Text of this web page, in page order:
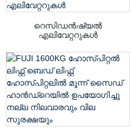
റെസിഡൻഷ്യൽ
എലിവേറ്ററുകൾ